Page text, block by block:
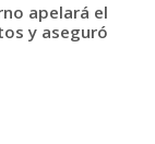
apelará el
y aseguró